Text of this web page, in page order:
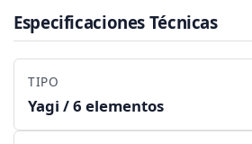
Especificaciones Técnicas
TIPO
Yagi / 6 elementos